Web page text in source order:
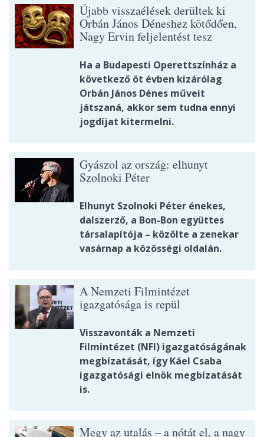
Újabb visszaélések derültek ki
Orbán János Déneshez kötődően,
Nagy Ervin feljelentést tesz
Ha a Budapesti Operettszínház a
következő öt évben kizárólag
Orbán János Dénes műveit
játszaná, akkor sem tudna ennyi
jogdíjat kitermelni.
Gyászol az ország: elhunyt
Szolnoki Péter
Elhunyt Szolnoki Péter énekes,
dalszerző, a Bon-Bon együttes
társalapítója – közölte a zenekar
vasárnap a közösségi oldalán.
A Nemzeti Filmintézet
igazgatósága is repül
Visszavonták a Nemzeti
Filmintézet (NFI) igazgatóságának
megbízatását, így Káel Csaba
igazgatósági elnök megbízatását
is.
Megy az utalás – a nótát el, a nagy